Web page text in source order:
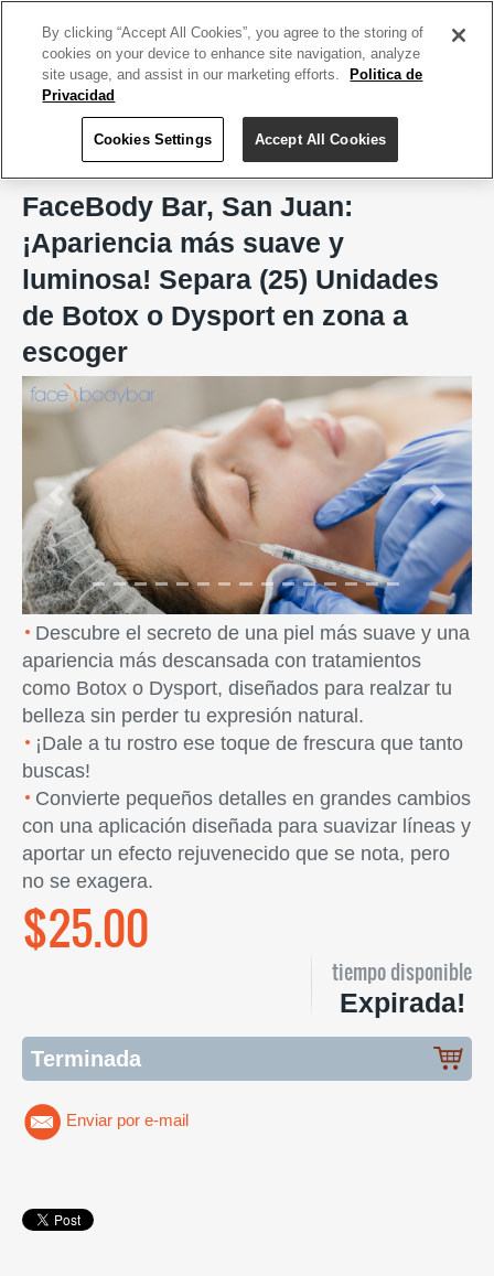
FaceBody Bar, San Juan
FaceBody Bar, San Juan:
¡Apariencia más suave y
luminosa! Separa (25) Unidades
de Botox o Dysport en zona a
escoger
Previous Next
Descubre el secreto de una piel más suave y una
apariencia más descansada con tratamientos
como Botox o Dysport, diseñados para realzar tu
belleza sin perder tu expresión natural.
¡Dale a tu rostro ese toque de frescura que tanto
buscas!
Convierte pequeños detalles en grandes cambios
con una aplicación diseñada para suavizar líneas y
aportar un efecto rejuvenecido que se nota, pero
no se exagera.
$25.00
tiempo disponible
Expirada!
Terminada
Enviar por e-mail
By clicking “Accept All Cookies”, you agree to the storing of
cookies on your device to enhance site navigation, analyze
site usage, and assist in our marketing efforts.
Politica de
Privacidad
Cookies Settings Accept All Cookies